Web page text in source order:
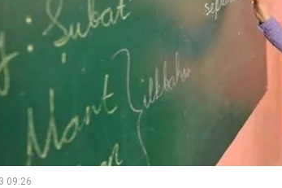
09:26